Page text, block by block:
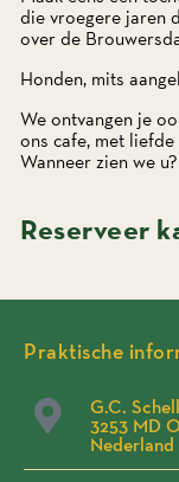
die vroegere jaren
over de
Honden, mits
We ontvangen je
ons cafe, met
Wanneer zien we u?
Reserveer
Praktische
G.C.
3253 MD
Nederland